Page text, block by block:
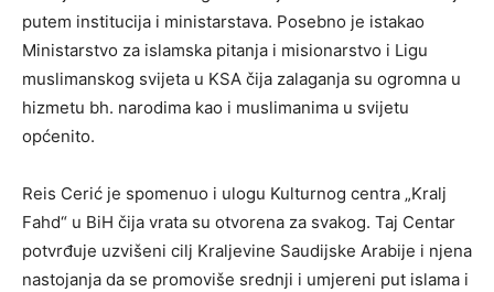
putem institucija i ministarstava. Posebno je istakao
Ministarstvo za islamska pitanja i misionarstvo i Ligu
muslimanskog svijeta u KSA čija zalaganja su ogromna u
hizmetu bh. narodima kao i muslimanima u svijetu
općenito.
Reis Cerić je spomenuo i ulogu Kulturnog centra „Kralj
Fahd“ u BiH čija vrata su otvorena za svakog. Taj Centar
potvrđuje uzvišeni cilj Kraljevine Saudijske Arabije i njena
nastojanja da se promoviše srednji i umjereni put islama i